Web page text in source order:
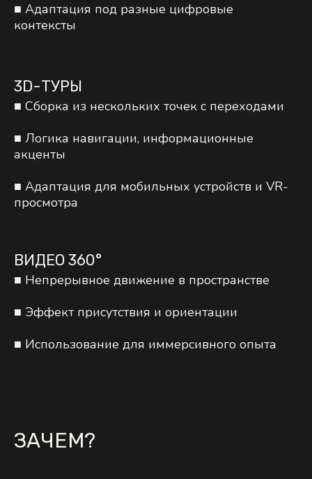
■ Адаптация под разные цифровые
контексты
3D-ТУРЫ
■ Сборка из нескольких точек с переходами
■ Логика навигации, информационные
акценты
■ Адаптация для мобильных устройств и VR-
просмотра
ВИДЕО 360°
■ Непрерывное движение в пространстве
■ Эффект присутствия и ориентации
■ Использование для иммерсивного опыта
ЗАЧЕМ?